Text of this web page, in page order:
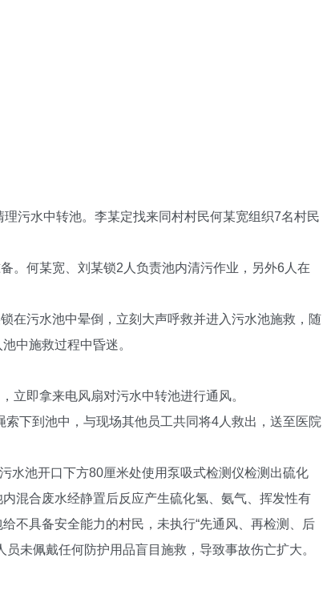
污水中转池。李某定找来同村村民何某宽组织7名村民
。何某宽、刘某锁2人负责池内清污作业，另外6人在
在污水池中晕倒，立刻大声呼救并进入污水池施救，随
中施救过程中昏迷。
立即拿来电风扇对污水中转池进行通风。
下到池中，与现场其他员工共同将4人救出，送至医院
水池开口下方80厘米处使用泵吸式检测仪检测出硫化
混合废水经静置后反应产生硫化氢、氨气、挥发性有
不具备安全能力的村民，未执行“先通风、再检测、后
未佩戴任何防护用品盲目施救，导致事故伤亡扩大。